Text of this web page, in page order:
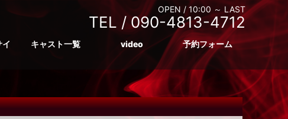
OPEN / 10:00 ～ LAST
TEL /090-4813-4712
キャスト一覧 video 予約フォーム